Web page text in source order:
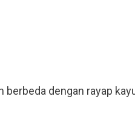
berbeda dengan rayap